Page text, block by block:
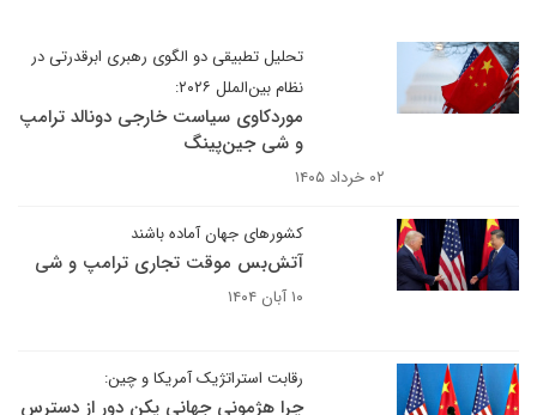
تحلیل تطبیقی دو الگوی رهبری ابرقدرتی در
نظام بین‌الملل ۲۰۲۶:
موردکاوی سیاست خارجی دونالد ترامپ
و شی جین‌پینگ
۰۲ خرداد ۱۴۰۵
کشورهای جهان آماده باشند
آتش‌بس موقت تجاری ترامپ و شی
۱۰ آبان ۱۴۰۴
رقابت استراتژیک آمریکا و چین:
چرا هژمونی جهانی پکن دور از دسترس